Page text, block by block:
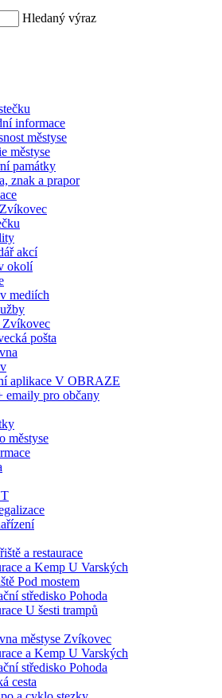
Hledaný výraz
informace
městyse
městyse
památky
znak a prapor
akcí
okolí
mediích
Zvíkovec
pošta
aplikace V OBRAZE
emaily pro občany
městyse
a restaurace
a Kemp U Varských
Pod mostem
středisko Pohoda
U šesti trampů
městyse Zvíkovec
a Kemp U Varských
středisko Pohoda
cesta